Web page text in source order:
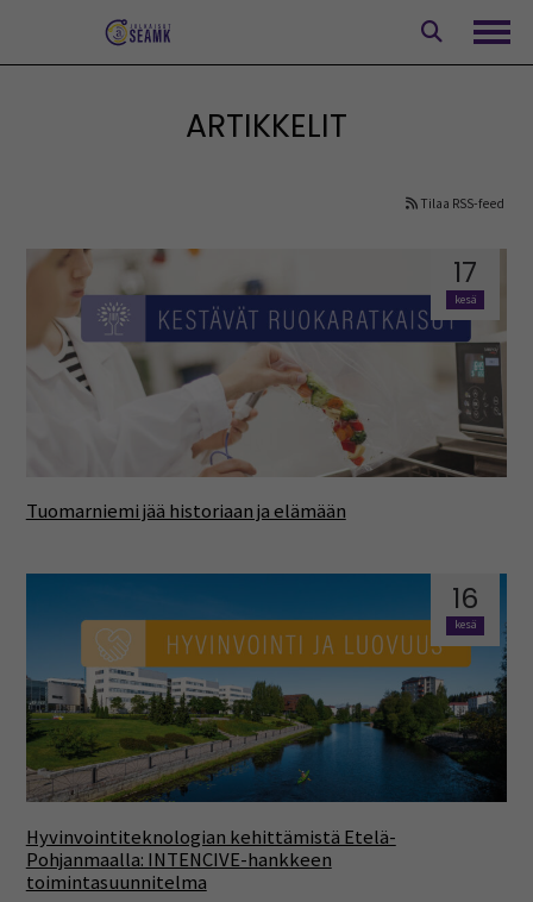
ARTIKKELIT
Tilaa RSS-feed
17
kesä
Tuomarniemi jää historiaan ja elämään
16
kesä
Hyvinvointiteknologian kehittämistä Etelä-
Pohjanmaalla: INTENCIVE-hankkeen
toimintasuunnitelma